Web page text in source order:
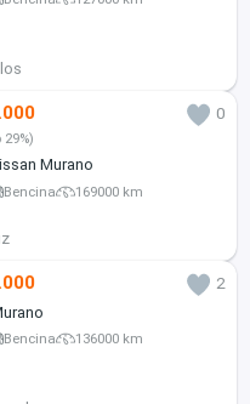
0
Murano
Bencina 169000 km
2
Bencina 136000 km